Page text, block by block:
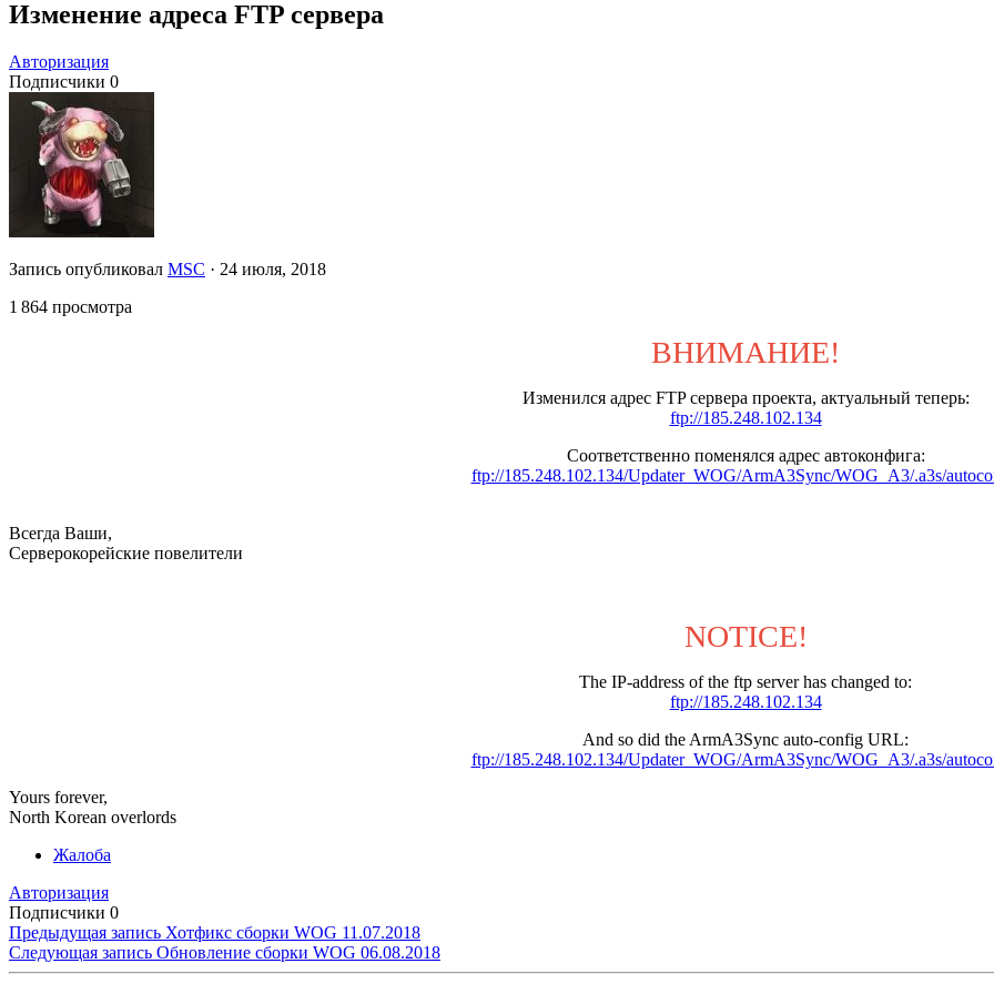
Изменение адреса FTP сервера
Авторизация
Подписчики 0
Запись опубликовал MSC · 24 июля, 2018
1 864 просмотра
ВНИМАНИЕ!
Изменился адрес FTP сервера проекта, актуальный теперь:
ftp://185.248.102.134
Соответственно поменялся адрес автоконфига:
ftp://185.248.102.134/Updater_WOG/ArmA3Sync/WOG_A3/.a3s/
Всегда Ваши,
Серверокорейские повелители
NOTICE!
The IP-address of the ftp server has changed to:
ftp://185.248.102.134
And so did the ArmA3Sync auto-config URL:
ftp://185.248.102.134/Updater_WOG/ArmA3Sync/WOG_A3/.a3s/
Yours forever,
North Korean overlords
Жалоба
Авторизация
Подписчики 0
Предыдущая запись Хотфикс сборки WOG 11.07.2018
Следующая запись Обновление сборки WOG 06.08.2018